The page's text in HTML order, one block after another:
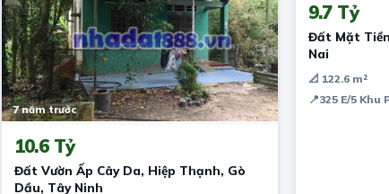
7 năm trước
10.6 Tỷ
Đất Vườn Ấp Cây Da, Hiệp Thạnh, Gò
Dầu, Tây Ninh
9.7 Tỷ
Đất Mặt
Nai
📐 122.6 m²
📍325 E/5